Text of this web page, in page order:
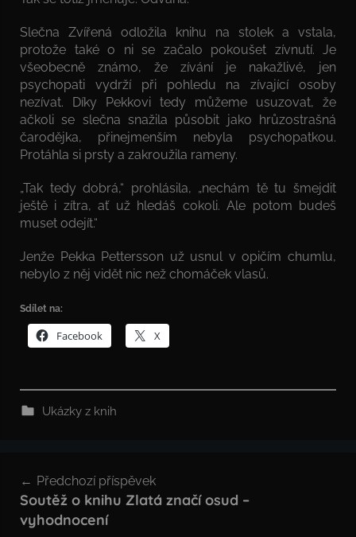
Slečna Zvířená odložila knihu na stolek a vstala,
protože také o ni se začalo pokoušet zívnutí. Je
všeobecně známo, že zívání je nakažlivé, jen
psychopati vydrží při pohledu na zívající osoby
nezívat. Díky Pekkovi tedy můžeme usuzovat, že
ačkoli se slečna snažila působit jako hrůzostrašná
čarodějka, přinejmenším nebyla psychopatkou.
Protáhla si prsty a zakroužila rameny.
„Tak tedy dobrá,“ prohlásila, „nechám tě tu šmejdit
ještě i zítra, ať už hledáš cokoli. Ale potom budeš
muset odejít.“
Jenže Pekka Pettersson už usnul v opičím chumlu,
nebylo z něj vidět nic než chomáček vlasů.
Sdílet na:
Facebook X
Ukázky z knih
pro
příspěvek
Předchozí příspěvek
Soutěž o knihu Zlatá značí osud –
vyhodnocení